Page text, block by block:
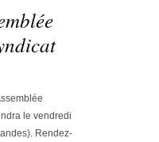
le vendredi
Rendez-